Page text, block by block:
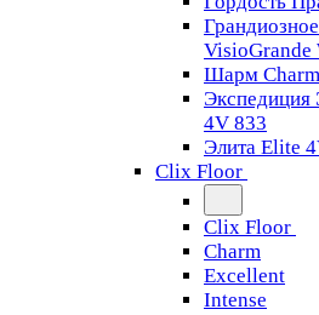
VisioGrande
Шарм
4V 833
Элита Elite
Clix Floor
Clix Floor
Charm
Excellent
Intense